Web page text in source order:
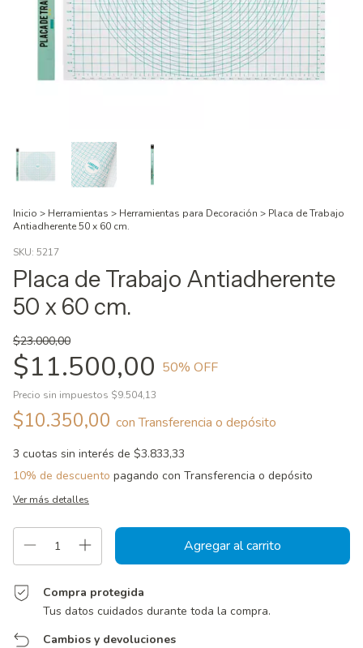
Inicio > Herramientas > Herramientas para Decoración > Placa de Trabajo
Antiadherente 50 x 60 cm.
SKU: 5217
Placa de Trabajo Antiadherente
50 x 60 cm.
$23.000,00
$11.500,00 50% OFF
Precio sin impuestos $9.504,13
$10.350,00 con Transferencia o depósito
3 cuotas sin interés de $3.833,33
10% de descuento pagando con Transferencia o depósito
Ver más detalles
Compra protegida
Tus datos cuidados durante toda la compra.
Cambios y devoluciones